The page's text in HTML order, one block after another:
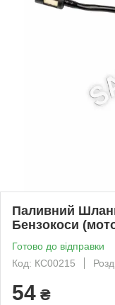
Паливний
Бензокоси
Готово до відправки
Код: КС00215
54 ₴